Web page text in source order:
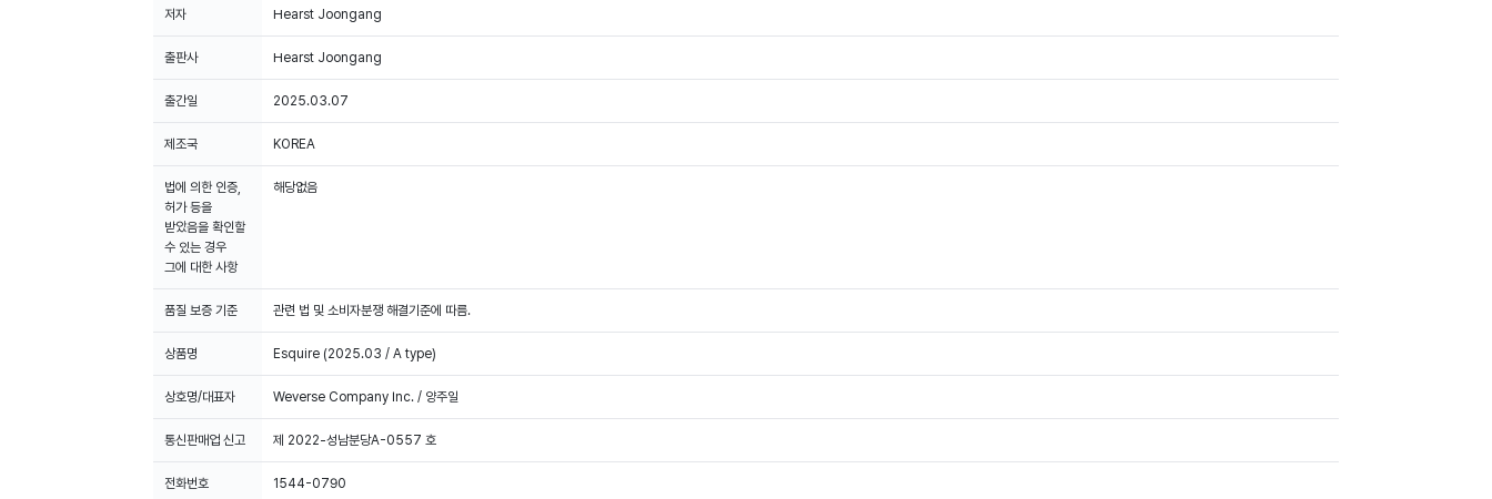
저자 Hearst Joongang
출판사 Hearst Joongang
출간일 2025.03.07
제조국 KOREA
법에 의한 인증,
허가 등을
받았음을 확인할
수 있는 경우
그에 대한 사항
해당없음
품질 보증 기준 관련 법 및 소비자분쟁 해결기준에 따름.
상품명 Esquire (2025.03 / A type)
상호명/대표자 Weverse Company Inc. / 양주일
통신판매업 신고 제 2022-성남분당A-0557 호
전화번호 1544-0790